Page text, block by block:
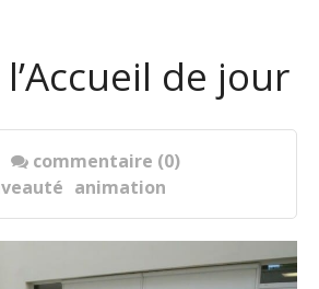
de jour
commentaire (0)
animation